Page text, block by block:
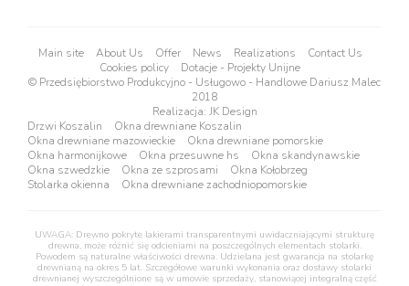
Main site About Us Offer News Realizations
Contact Us
Cookies policy
Dotacje - Projekty Unijne
© Przedsiębiorstwo Produkcyjno - Usługowo - Handlowe Dariusz Malec
2018
Realizacja: JK Design
Drzwi Koszalin
Okna drewniane Koszalin
Okna drewniane mazowieckie
Okna drewniane pomorskie
Okna harmonijkowe
Okna przesuwne hs
Okna skandynawskie
Okna szwedzkie
Okna ze szprosami
Okna Kołobrzeg
Stolarka okienna
Okna drewniane zachodniopomorskie
UWAGA: Drewno pokryte lakierami transparentnymi uwidaczniającymi strukturę
drewna, może różnić się odcieniami na poszczególnych elementach stolarki.
Powodem są naturalne właściwości drewna. Udzielana jest gwarancja na stolarkę
drewnianą na okres 5 lat. Szczegółowe warunki wykonania oraz dostawy stolarki
drewnianej wyszczególnione są w umowie sprzedaży, stanowiącej integralną część